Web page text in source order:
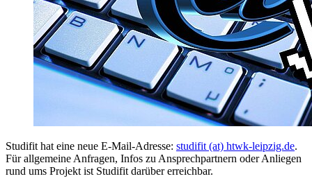
Studifit hat eine neue E-Mail-Adresse: studifit (at) htwk-leipzig.de.
Für allgemeine Anfragen, Infos zu Ansprechpartnern oder Anliegen
rund ums Projekt ist Studifit darüber erreichbar.